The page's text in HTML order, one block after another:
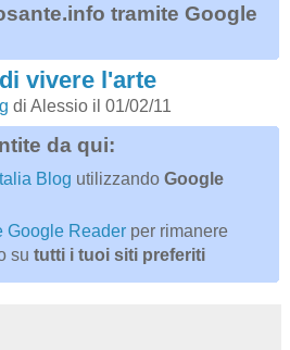
tramite Google
vivere l'arte
di Alessio il 01/02/11
da qui:
Blog utilizzando Google
Google Readerper rimanere
su tutti i tuoi siti preferiti